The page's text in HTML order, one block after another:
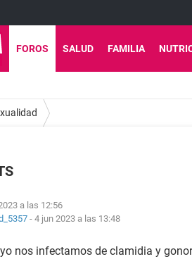
FOROS SALUD FAMILIA
a las 12:56
- 4 jun 2023 a las 13:48
nos infectamos de clamidia y